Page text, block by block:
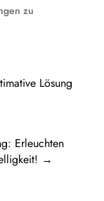
zu
Lösung
Erleuchten
→